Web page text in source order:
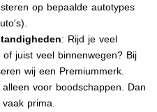
op bepaalde autotypes
: Rijd je veel
of juist veel binnenwegen? Bij
wij een Premiummerk.
voor boodschappen. Dan
prima.